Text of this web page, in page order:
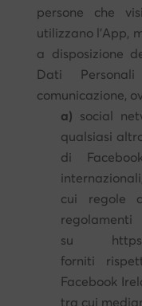
persone che
utilizzano l'App,
a disposizione
Dati
comunicazione,
a) social
qualsiasi
di
cui regole
su https://
forniti
Facebook
tra cui